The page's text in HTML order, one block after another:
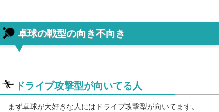
卓球の戦型の向き不向き
ドライブ攻撃型が向いてる人
まず卓球が大好きな人にはドライブ攻撃型が向いてます。